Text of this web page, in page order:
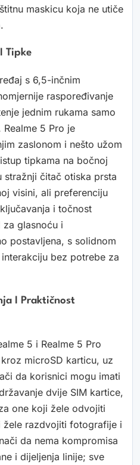
maskicu koja ne utiče
Tipke
s 6,5-inčnim
raspoređivanje
jednim rukama samo
5 Pro je
zaslonom i nešto užom
tipkama na bočnoj
stražnji čitač otiska prsta
visini, ali preferenciju
i točnost
za glasnoću i
postavljena, s solidnom
bez potrebe za
I Praktičnost
5 i Realme 5 Pro
microSD karticu, uz
da korisnici mogu imati
dvije SIM kartice,
one koji žele odvojiti
razdvojiti fotografije i
da nema kompromisa
i dijeljenja linije; sve